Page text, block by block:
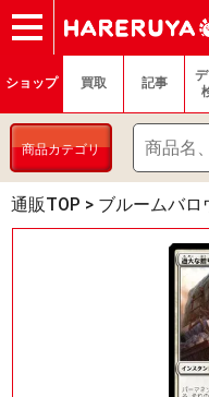
ショップ
買取
記事
デッキ検索
デッキ構築
選手一覧
店舗一覧
イベント
ヘルプ
お問い合わせ
ショップ 買取 記事
商品カテゴリ
通販TOP > ブルームバロ